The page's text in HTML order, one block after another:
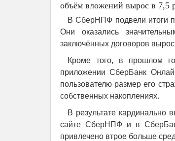
объём вложений вырос в 7,5
В СберНПФ подвели итоги
Они оказались
заключённых договоров
Кроме того, в прошлом
приложении СберБанк
пользователю размер его
собственных накоплениях.
В результате
сайте СберНПФ и в
привлечено втрое больше